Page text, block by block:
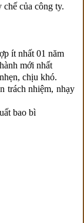
của công ty.
ít nhất 01 năm
mới nhất
chịu khó.
trách nhiệm, nhạy
bao bì